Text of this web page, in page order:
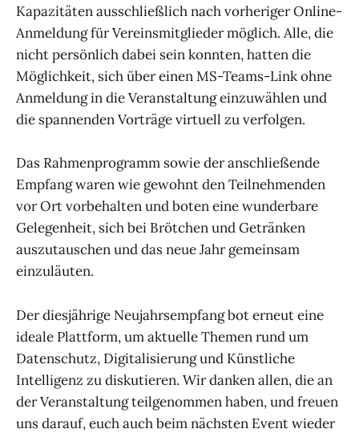
Kapazitäten ausschließlich nach vorheriger Online-
Anmeldung für Vereinsmitglieder möglich. Alle, die
nicht persönlich dabei sein konnten, hatten die
Möglichkeit, sich über einen MS-Teams-Link ohne
Anmeldung in die Veranstaltung einzuwählen und
die spannenden Vorträge virtuell zu verfolgen.
Das Rahmenprogramm sowie der anschließende
Empfang waren wie gewohnt den Teilnehmenden
vor Ort vorbehalten und boten eine wunderbare
Gelegenheit, sich bei Brötchen und Getränken
auszutauschen und das neue Jahr gemeinsam
einzuläuten.
Der diesjährige Neujahrsempfang bot erneut eine
ideale Plattform, um aktuelle Themen rund um
Datenschutz, Digitalisierung und Künstliche
Intelligenz zu diskutieren. Wir danken allen, die an
der Veranstaltung teilgenommen haben, und freuen
uns darauf, euch auch beim nächsten Event wieder